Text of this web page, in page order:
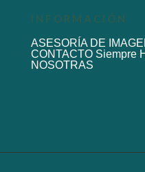
INFORMACIÓN
ASESORÍA DE
CONTACTO Siempre
NOSOTRAS